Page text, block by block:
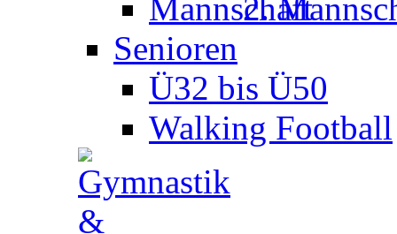
2.
Senioren
Ü32 bis Ü50
Walking Football